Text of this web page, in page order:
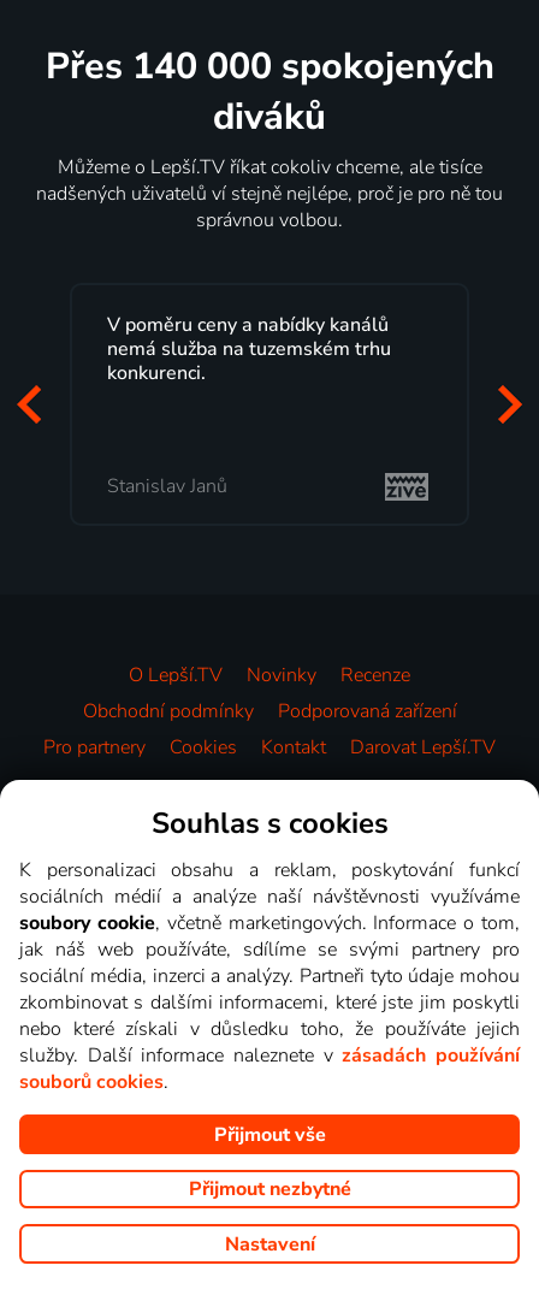
Přes 140 000 spokojených
diváků
Můžeme o Lepší.TV říkat cokoliv chceme, ale tisíce
nadšených uživatelů ví stejně nejlépe, proč je pro ně tou
správnou volbou.
ceny a nabídky kanálů
služba na tuzemském trhu
Lepší.TV sleduji
maximální
začátek
Milada Tomešová
O Lepší.TV Novinky
Recenze
Obchodní podmínky
Podporovaná zařízení
Pro partnery
Cookies Kontakt Darovat Lepší.TV
Videotéka
Copyright © goNET s.r.o. Na tomto webu jsou zobrazovány
obrázky z pořadů TV stanic, které můžete sledovat v Lepší.TV.
Souhlas s cookies
K personalizaci obsahu a reklam, poskytování funkcí
sociálních médií a analýze naší návštěvnosti využíváme
soubory cookie, včetně marketingových. Informace o tom,
jak náš web používáte, sdílíme se svými partnery pro
sociální média, inzerci a analýzy. Partneři tyto údaje mohou
zkombinovat s dalšími informacemi, které jste jim poskytli
nebo které získali v důsledku toho, že používáte jejich
služby. Další informace naleznete vzásadách používání
souborů cookies.
Přijmout vše
Přijmout nezbytné
Nastavení